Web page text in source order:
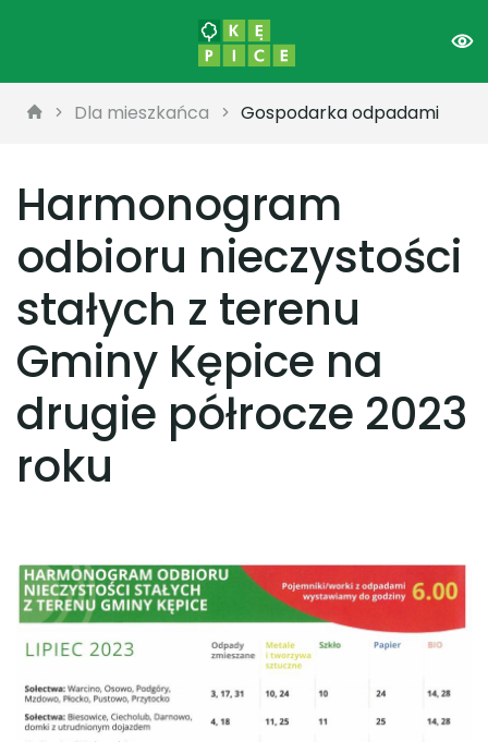
Dla mieszkańca Gospodarka odpadami
Harmonogram
odbioru nieczystości
stałych z terenu
Gminy Kępice na
drugie półrocze 2023
roku